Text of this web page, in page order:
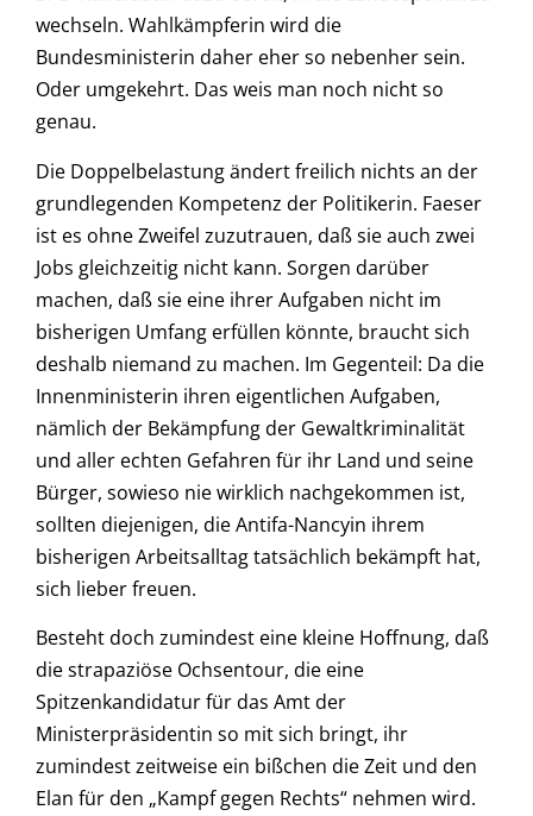
wechseln. Wahlkämpferin wird die
Bundesministerin daher eher so nebenher sein.
Oder umgekehrt. Das weis man noch nicht so
genau.
Die Doppelbelastung ändert freilich nichts an der
grundlegenden Kompetenz der Politikerin. Faeser
ist es ohne Zweifel zuzutrauen, daß sie auch zwei
Jobs gleichzeitig nicht kann. Sorgen darüber
machen, daß sie eine ihrer Aufgaben nicht im
bisherigen Umfang erfüllen könnte, braucht sich
deshalb niemand zu machen. Im Gegenteil: Da die
Innenministerin ihren eigentlichen Aufgaben,
nämlich der Bekämpfung der Gewaltkriminalität
und aller echten Gefahren für ihr Land und seine
Bürger, sowieso nie wirklich nachgekommen ist,
sollten diejenigen, die Antifa-Nancyin ihrem
bisherigen Arbeitsalltag tatsächlich bekämpft hat,
sich lieber freuen.
Besteht doch zumindest eine kleine Hoffnung, daß
die strapaziöse Ochsentour, die eine
Spitzenkandidatur für das Amt der
Ministerpräsidentin so mit sich bringt, ihr
zumindest zeitweise ein bißchen die Zeit und den
Elan für den „Kampf gegen Rechts“ nehmen wird.